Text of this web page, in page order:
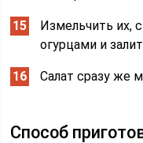
Измельчить их,
огурцами и
Салат сразу же
Способ